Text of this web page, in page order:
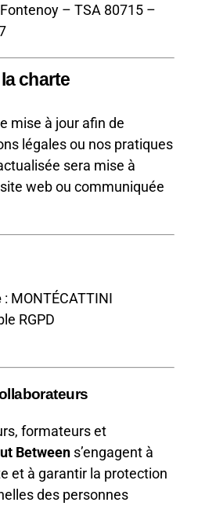
– TSA 80715 –
charte
mise à jour afin de
légales ou nos pratiques
sera mise à
web ou communiquée
: MONTÉCATTINI
RGPD
formateurs et
Betweens’engagent à
et à garantir la protection
des personnes